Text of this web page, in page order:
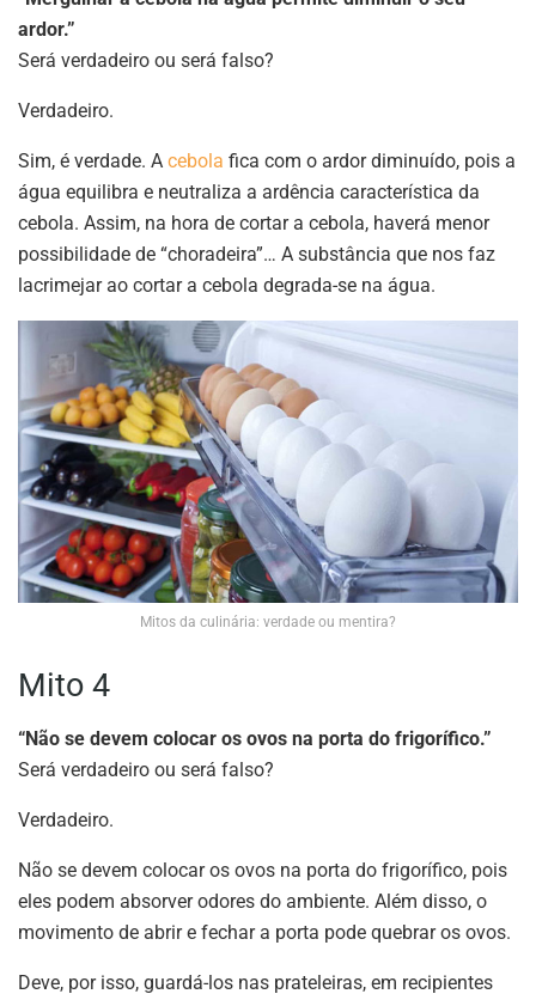
ardor.”
Será verdadeiro ou será falso?
Verdadeiro.
Sim, é verdade. A cebola fica com o ardor diminuído, pois a
água equilibra e neutraliza a ardência característica da
cebola. Assim, na hora de cortar a cebola, haverá menor
possibilidade de “choradeira”… A substância que nos faz
lacrimejar ao cortar a cebola degrada-se na água.
Mitos da culinária: verdade ou mentira?
Mito 4
“Não se devem colocar os ovos na porta do frigorífico.”
Será verdadeiro ou será falso?
Verdadeiro.
Não se devem colocar os ovos na porta do frigorífico, pois
eles podem absorver odores do ambiente. Além disso, o
movimento de abrir e fechar a porta pode quebrar os ovos.
Deve, por isso, guardá-los nas prateleiras, em recipientes